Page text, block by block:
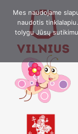
Eiti
prie
turinio
Mes naudojame
naudotis
tolygu Jūsų